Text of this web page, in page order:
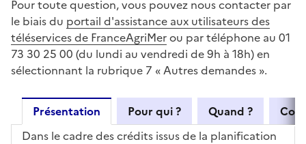
Pour toute question, vous pouvez nous contacter par
le biais du portail d'assistance aux utilisateurs des
téléservices de FranceAgriMerou par téléphone au 01
73 30 25 00 (du lundi au vendredi de 9h à 18h) en
sélectionnant la rubrique 7 « Autres demandes ».
Présentation Pour qui ? Quand ?
Dans le cadre des crédits issus de la planification